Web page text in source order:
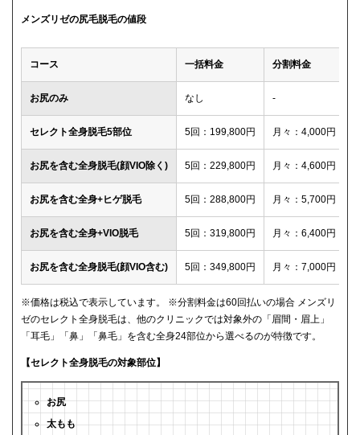
メンズリゼの尻毛脱毛の値段
コース 一括料金 分割料金
お尻のみ なし -
セレクト全身脱毛5部位 5回：199,800円 月々：4,000円
お尻を含む全身脱毛(顔VIO除く) 5回：229,800円 月々：4,600円
お尻を含む全身+ヒゲ脱毛 5回：288,800円 月々：5,700円
お尻を含む全身+VIO脱毛 5回：319,800円 月々：6,400円
お尻を含む全身脱毛(顔VIO含む) 5回：349,800円 月々：7,000円
※価格は税込で表示しています。 ※分割料金は60回払いの場合 メンズリ
ゼのセレクト全身脱毛は、他のクリニックでは対象外の「眉間・眉上」
「耳毛」「鼻」「鼻毛」を含む全身24部位から選べるのが特徴です。
【セレクト全身脱毛の対象部位】
お尻
太もも